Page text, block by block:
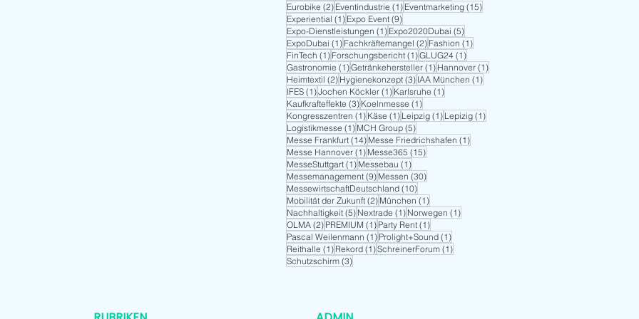
Eurobike (2)2 Beiträge
Eventindustrie (1)1 Beitrag
Eventmarketing (15)15 Beiträge
Experiential (1)1 Beitrag
Expo Event (9)9 Beiträge
Expo-Dienstleistungen (1)1 Beitrag
Expo2020Dubai (5)5 Beiträge
ExpoDubai (1)1 Beitrag
Fachkräftemangel (2)2 Beiträge
Fashion (1)1 Beitrag
FinTech (1)1 Beitrag
Forschungsbericht (1)1 Beitrag
GLUG24 (1)1 Beitrag
Gastronomie (1)1 Beitrag
Getränkehersteller (1)1 Beitrag
Hannover (1)1 Beitrag
Heimtextil (2)2 Beiträge
Hygienekonzept (3)3 Beiträge
IAA München (1)1 Beitrag
IFES (1)1 Beitrag
Jochen Köckler (1)1 Beitrag
Karlsruhe (1)1 Beitrag
Kaufkrafteffekte (3)3 Beiträge
Koelnmesse (1)1 Beitrag
Kongresszentren (1)1 Beitrag
Käse (1)1 Beitrag
Leipzig (1)1 Beitrag
Lepizig (1)1 Beitrag
Logistikmesse (1)1 Beitrag
MCH Group (5)5 Beiträge
Messe Frankfurt (14)14 Beiträge
Messe Friedrichshafen (1)1 Beitrag
Messe Hannover (1)1 Beitrag
Messe365 (15)15 Beiträge
MesseStuttgart (1)1 Beitrag
Messebau (1)1 Beitrag
Messemanagement (9)9 Beiträge
Messen (30)30 Beiträge
MessewirtschaftDeutschland (10)10 Beiträge
Mobilität der Zukunft (2)2 Beiträge
München (1)1 Beitrag
Nachhaltigkeit (5)5 Beiträge
Nextrade (1)1 Beitrag
Norwegen (1)1 Beitrag
OLMA (2)2 Beiträge
PREMIUM (1)1 Beitrag
Party Rent (1)1 Beitrag
Pascal Weilenmann (1)1 Beitrag
Prolight+Sound (1)1 Beitrag
Reithalle (1)1 Beitrag
Rekord (1)1 Beitrag
SchreinerForum (1)1 Beitrag
Schutzschirm (3)3 Beiträge